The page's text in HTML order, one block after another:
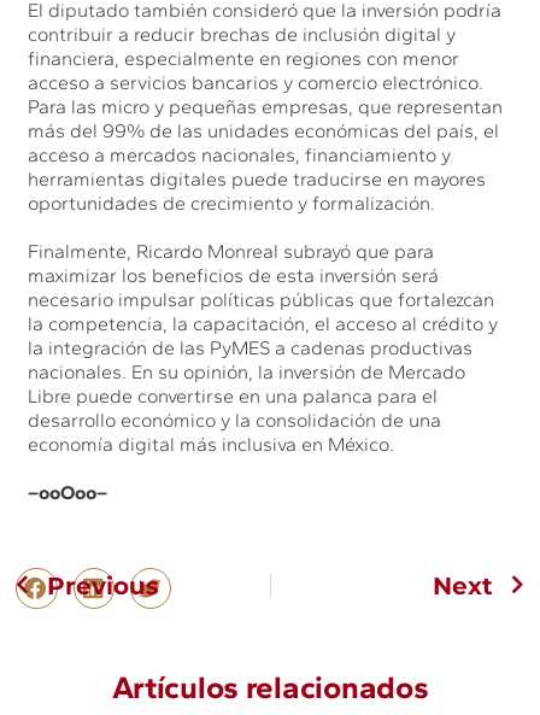
El diputado también consideró que la inversión podría
contribuir a reducir brechas de inclusión digital y
financiera, especialmente en regiones con menor
acceso a servicios bancarios y comercio electrónico.
Para las micro y pequeñas empresas, que representan
más del 99% de las unidades económicas del país, el
acceso a mercados nacionales, financiamiento y
herramientas digitales puede traducirse en mayores
oportunidades de crecimiento y formalización.
Finalmente, Ricardo Monreal subrayó que para
maximizar los beneficios de esta inversión será
necesario impulsar políticas públicas que fortalezcan
la competencia, la capacitación, el acceso al crédito y
la integración de las PyMES a cadenas productivas
nacionales. En su opinión, la inversión de Mercado
Libre puede convertirse en una palanca para el
desarrollo económico y la consolidación de una
economía digital más inclusiva en México.
–ooOoo–
Previous Next
Artículos relacionados